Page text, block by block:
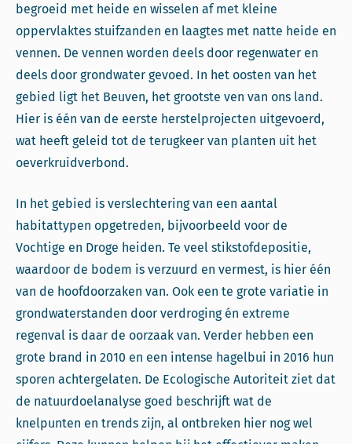
begroeid met heide en wisselen af met kleine
oppervlaktes stuifzanden en laagtes met natte heide en
vennen. De vennen worden deels door regenwater en
deels door grondwater gevoed. In het oosten van het
gebied ligt het Beuven, het grootste ven van ons land.
Hier is één van de eerste herstelprojecten uitgevoerd,
wat heeft geleid tot de terugkeer van planten uit het
oeverkruidverbond.
In het gebied is verslechtering van een aantal
habitattypen opgetreden, bijvoorbeeld voor de
Vochtige en Droge heiden. Te veel stikstofdepositie,
waardoor de bodem is verzuurd en vermest, is hier één
van de hoofdoorzaken van. Ook een te grote variatie in
grondwaterstanden door verdroging én extreme
regenval is daar de oorzaak van. Verder hebben een
grote brand in 2010 en een intense hagelbui in 2016 hun
sporen achtergelaten. De Ecologische Autoriteit ziet dat
de natuurdoelanalyse goed beschrijft wat de
knelpunten en trends zijn, al ontbreken hier nog wel